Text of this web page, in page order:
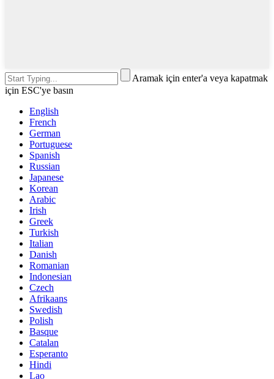
Aramak için enter'a veya kapatmak
için ESC'ye basın
English
French
German
Portuguese
Spanish
Russian
Japanese
Korean
Arabic
Irish
Greek
Turkish
Italian
Danish
Romanian
Indonesian
Czech
Afrikaans
Swedish
Polish
Basque
Catalan
Esperanto
Hindi
Lao